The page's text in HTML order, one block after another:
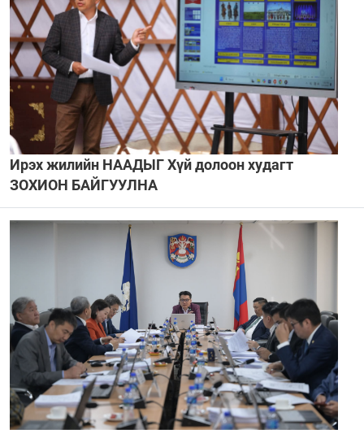
Ирэх жилийн НААДЫГ Хүй долоон худагт
ЗОХИОН БАЙГУУЛНА